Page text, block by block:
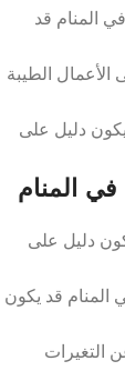
المنام قد
الأعمال الطيبة
دليل على
المنام
دليل على
قد يكون
التغيرات